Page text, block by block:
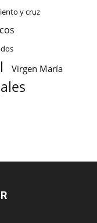
y cruz
Virgen María